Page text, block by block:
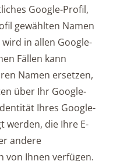
Google-Profil,
gewählten Namen
in allen Google-
Fällen kann
Namen ersetzen,
über Ihr Google-
Ihres Google-
werden, die Ihre E-
andere
von Ihnen verfügen.